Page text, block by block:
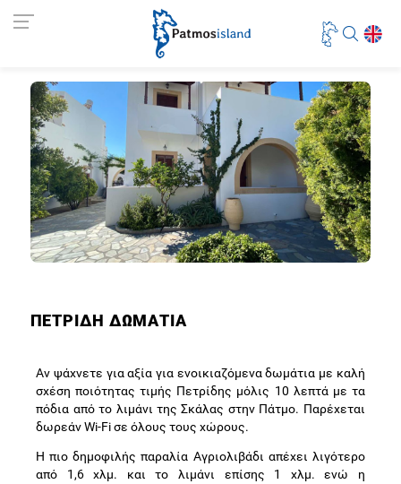
ΠΕΤΡΙΔΗ ΔΩΜΑΤΙΑ
Αν ψάχνετε για αξία για ενοικιαζόμενα δωμάτια με καλή
σχέση ποιότητας τιμής Πετρίδης μόλις 10 λεπτά με τα
πόδια από το λιμάνι της Σκάλας στην Πάτμο. Παρέχεται
δωρεάν Wi-Fi σε όλους τους χώρους.
Η πιο δημοφιλής παραλία Αγριολιβάδι απέχει λιγότερο
από 1,6 χλμ. και το λιμάνι επίσης 1 χλμ. ενώ η